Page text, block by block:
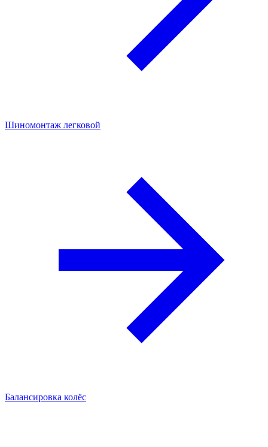
Шиномонтаж легковой
Балансировка колёс